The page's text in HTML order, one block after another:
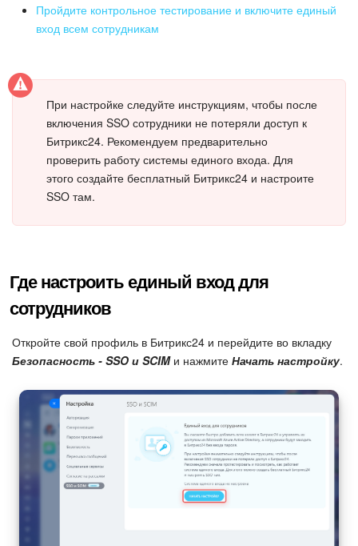
Интеграция 1С и Битрикс24
Маркетплейс
Контакт-центр
Телефония
Приложение Битрикс24
Общие вопросы
Битрикс24 в коробке
Изменения в статьях (архив)
Пройдите контрольное тестирование и включите единый
вход всем сотрудникам
При настройке следуйте инструкциям, чтобы после
включения SSO сотрудники не потеряли доступ к
Битрикс24. Рекомендуем предварительно
проверить работу системы единого входа. Для
этого создайте бесплатный Битрикс24 и настроите
SSO там.
Где настроить единый вход для
сотрудников
Откройте свой профиль в Битрикс24 и перейдите во вкладку
Безопасность - SSO и SCIMи нажмите Начать настройку.